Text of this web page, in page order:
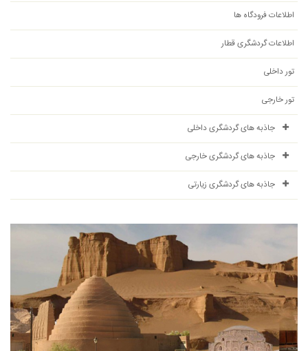
اطلاعات فرودگاه ها
اطلاعات گردشگری قطار
تور داخلی
تور خارجی
جاذبه های گردشگری داخلی
جاذبه های گردشگری خارجی
جاذبه های گردشگری زیارتی